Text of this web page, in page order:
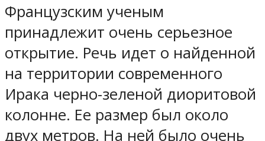
Французским ученым
принадлежит очень серьезное
открытие. Речь идет о найденной
на территории современного
Ирака черно-зеленой диоритовой
колонне. Ее размер был около
двух метров. На ней было очень